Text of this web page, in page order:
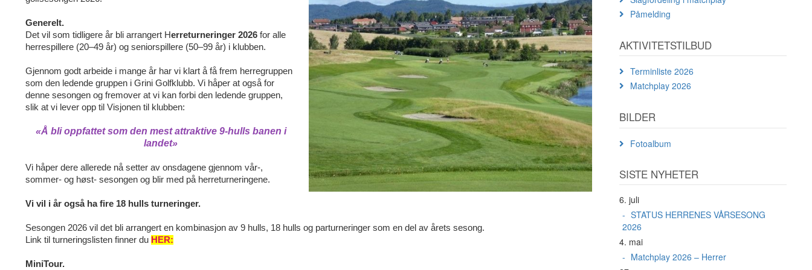
Generelt.
Det vil som tidligere år bli arrangert Herreturneringer 2026 for alle
herrespillere (20–49 år) og seniorspillere (50–99 år) i klubben.
Gjennom godt arbeide i mange år har vi klart å få frem herregruppen
som den ledende gruppen i Grini Golfklubb. Vi håper at også for
denne sesongen og fremover at vi kan forbi den ledende gruppen,
slik at vi lever opp til Visjonen til klubben:
«Å bli oppfattet som den mest attraktive 9-hulls banen i
landet»
Vi håper dere allerede nå setter av onsdagene gjennom vår-,
sommer- og høst- sesongen og blir med på herreturneringene.
Vi vil i år også ha fire 18 hulls turneringer.
Sesongen 2026 vil det bli arrangert en kombinasjon av 9 hulls, 18 hulls og parturneringer som en del av årets sesong.
Link til turneringslisten finner du HER:
MiniTour.
Påmelding
AKTIVITETSTILBUD
Terminliste 2026
Matchplay 2026
BILDER
Fotoalbum
SISTE NYHETER
6. juli
STATUS HERRENES VÅRSESONG
2026
4. mai
Matchplay 2026 – Herrer